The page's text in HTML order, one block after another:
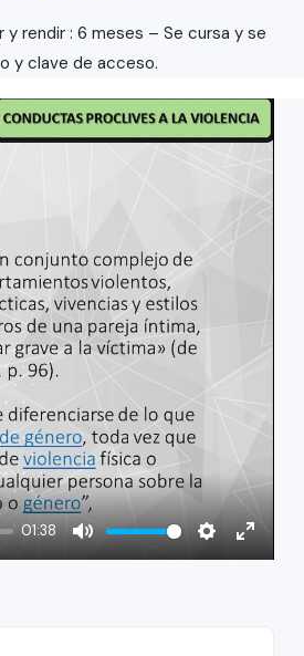
y rendir : 6 meses – Se cursa y se
y clave de acceso.
01:38
Mute Settings
Enter